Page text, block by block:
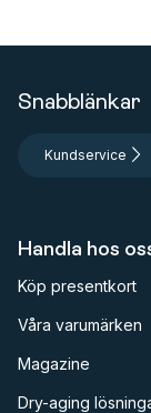
Handla hos
Köp presentkort
Våra varumärken
Magazine
Dry-aging
Snabblänkar
Kundservice